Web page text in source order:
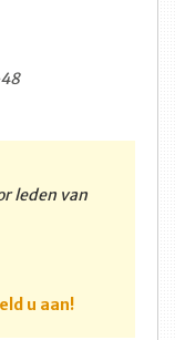
leden van
u aan!